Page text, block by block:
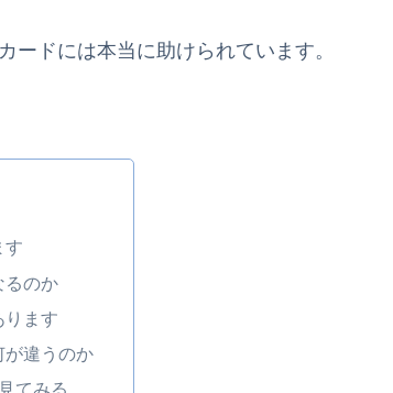
ドには本当に助けられています。
す
るのか
ります
が違うのか
てみる